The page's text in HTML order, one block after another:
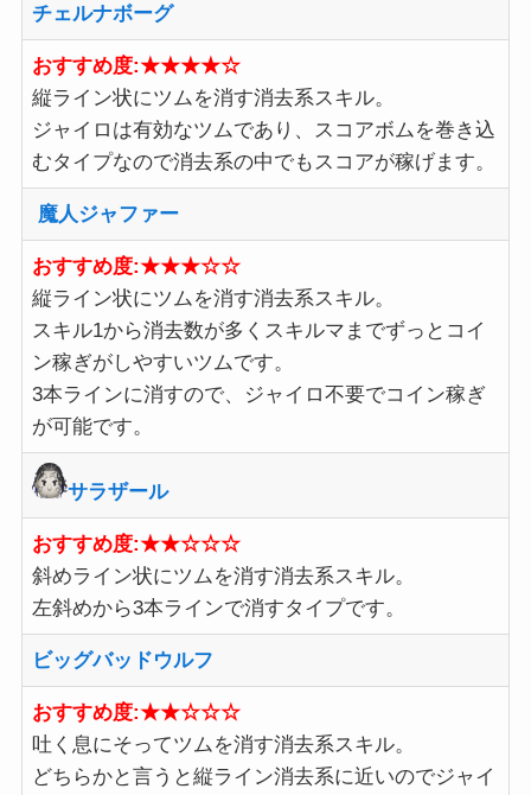
チェルナボーグ
おすすめ度:★★★★☆
縦ライン状にツムを消す消去系スキル。
ジャイロは有効なツムであり、スコアボムを巻き込
むタイプなので消去系の中でもスコアが稼げます。
魔人ジャファー
おすすめ度:★★★☆☆
縦ライン状にツムを消す消去系スキル。
スキル1から消去数が多くスキルマまでずっとコイ
ン稼ぎがしやすいツムです。
3本ラインに消すので、ジャイロ不要でコイン稼ぎ
が可能です。
サラザール
おすすめ度:★★☆☆☆
斜めライン状にツムを消す消去系スキル。
左斜めから3本ラインで消すタイプです。
ビッグバッドウルフ
おすすめ度:★★☆☆☆
吐く息にそってツムを消す消去系スキル。
どちらかと言うと縦ライン消去系に近いのでジャイ